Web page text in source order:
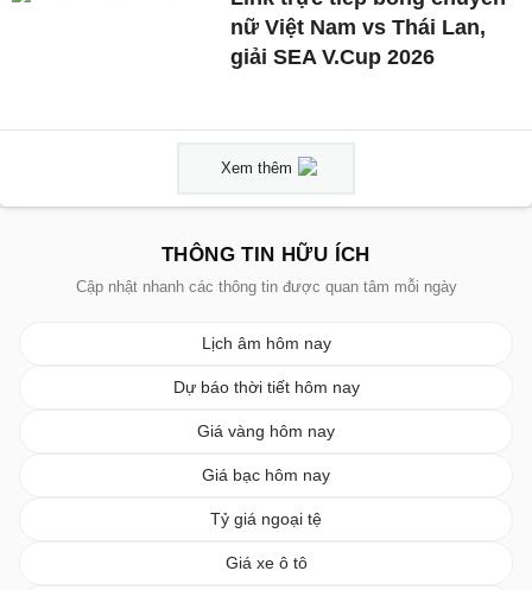
nữ Việt Nam vs Thái Lan,
giải SEA V.Cup 2026
Xem thêm
THÔNG TIN HỮU ÍCH
Cập nhật nhanh các thông tin được quan tâm mỗi ngày
Lịch âm hôm nay
Dự báo thời tiết hôm nay
Giá vàng hôm nay
Giá bạc hôm nay
Tỷ giá ngoại tệ
Giá xe ô tô